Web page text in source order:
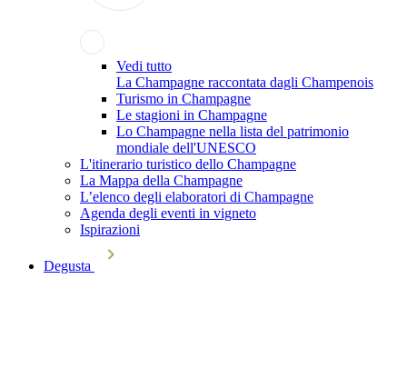
Vedi tutto
La Champagne raccontata dagli Champenois
Turismo in Champagne
Le stagioni in Champagne
Lo Champagne nella lista del patrimonio
mondiale dell'UNESCO
L'itinerario turistico dello Champagne
La Mappa della Champagne
L’elenco degli elaboratori di Champagne
Agenda degli eventi in vigneto
Ispirazioni
Degusta